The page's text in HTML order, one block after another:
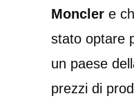
Moncler e
stato optare
un paese
prezzi di